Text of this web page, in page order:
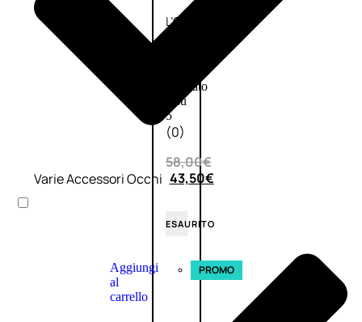
L’OCCITANE
Valutato
su
5
(0)
58,00€
43,50€
ESAURITO
Aggiungi
al
carrello
PROMO
Varie Accessori Occhi